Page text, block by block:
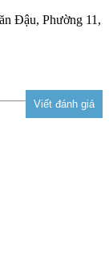
Đậu, Phường 11,